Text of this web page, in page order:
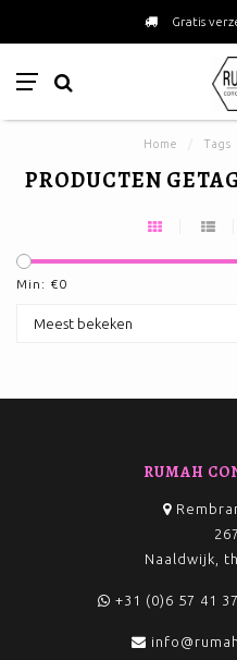
Gratis
Home Tags
PRODUCTEN
Min: €0
RUMAH
Naaldwijk,
+31 (0)6 57 41